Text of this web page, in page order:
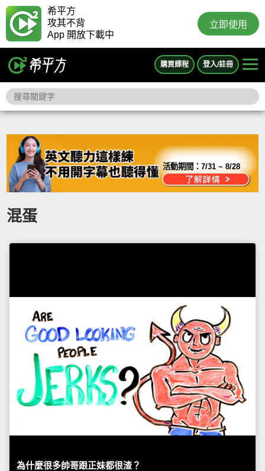
希平方
攻其不背
App 開放下載中
立即使用
購買課程 登入/註冊
活動期間：7/31 ~ 8/28
混蛋
為什麼很多帥哥跟正妹都很渣？